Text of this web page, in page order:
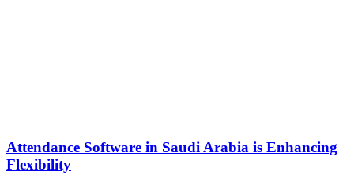
Attendance Software in Saudi Arabia is Enhancing
Flexibility